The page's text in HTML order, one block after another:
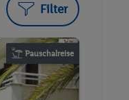
Filter
Pauschalreise